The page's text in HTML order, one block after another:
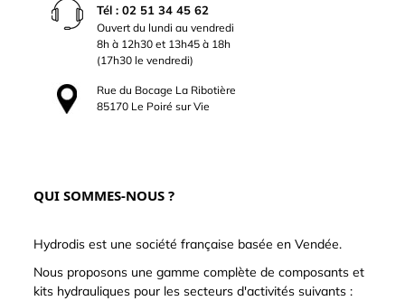
Tél : 02 51 34 45 62
Ouvert du lundi au vendredi
8h à 12h30 et 13h45 à 18h
(17h30 le vendredi)
Rue du Bocage La Ribotière
85170 Le Poiré sur Vie
QUI SOMMES-NOUS ?
Hydrodis est une société française basée en Vendée.
Nous proposons une gamme complète de composants et
kits hydrauliques pour les secteurs d'activités suivants :